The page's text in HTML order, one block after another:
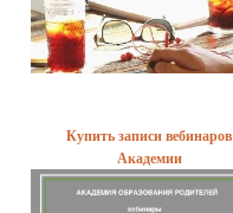
Купить записи вебинаров
Академии